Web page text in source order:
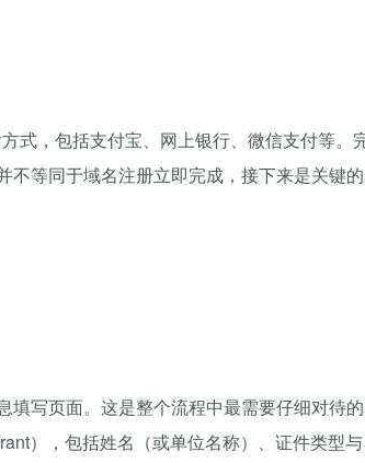
式，包括支付宝、网上银行、微信支付等。
不等同于域名注册立即完成，接下来是关键的
填写页面。这是整个流程中最需要仔细对待的
），包括姓名（或单位名称）、证件类型与